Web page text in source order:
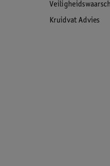
Kruidvat Advies